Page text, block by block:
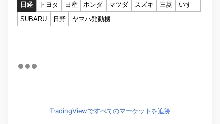
日経 トヨタ 日産 ホンダ マツダ スズキ 三菱
いすゞ
SUBARU
日野 ヤマハ発動機
TradingViewですべてのマーケットを追跡